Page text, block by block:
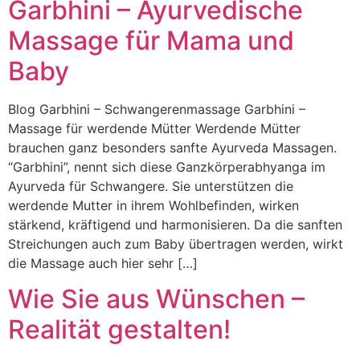
Garbhini – Ayurvedische
Massage für Mama und
Baby
Blog Garbhini – Schwangerenmassage Garbhini –
Massage für werdende Mütter Werdende Mütter
brauchen ganz besonders sanfte Ayurveda Massagen.
“Garbhini”, nennt sich diese Ganzkörperabhyanga im
Ayurveda für Schwangere. Sie unterstützen die
werdende Mutter in ihrem Wohlbefinden, wirken
stärkend, kräftigend und harmonisieren. Da die sanften
Streichungen auch zum Baby übertragen werden, wirkt
die Massage auch hier sehr […]
Wie Sie aus Wünschen –
Realität gestalten!